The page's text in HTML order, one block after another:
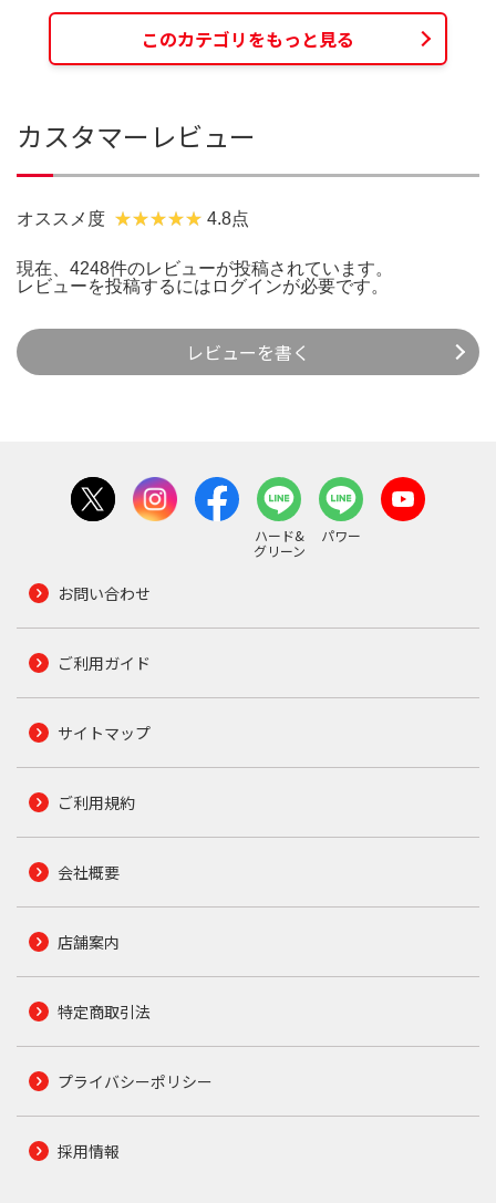
このカテゴリをもっと見る
カスタマーレビュー
オススメ度 4.8点
現在、4248件のレビューが投稿されています。
レビューを投稿するには ログインが必要です。
レビューを書く
ハード&
グリーン
パワー
お問い合わせ
ご利用ガイド
サイトマップ
ご利用規約
会社概要
店舗案内
特定商取引法
プライバシーポリシー
採用情報